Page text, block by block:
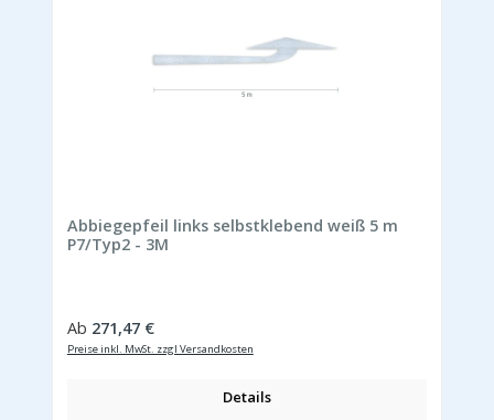
Abbiegepfeil links selbstklebend weiß 5 m
P7/Typ2 - 3M
Regulärer Preis:
Ab 271,47 €
Preise inkl. MwSt. zzgl Versandkosten
Details